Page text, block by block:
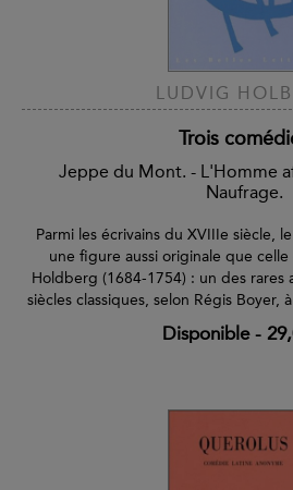
LUDVIG
Trois
Jeppe du Mont. - L'Homme
Naufrage.
Parmi les écrivains du XVIIIe siècle,
une figure aussi originale que
Holdberg (1684-1754) : un des rares
siècles classiques, selon Régis Boyer,
Disponible-